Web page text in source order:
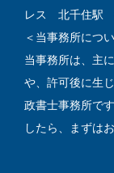
レス 北千住駅
＜当事務所につ
当事務所は、主
や、許可後に生
政書士事務所で
したら、まずは